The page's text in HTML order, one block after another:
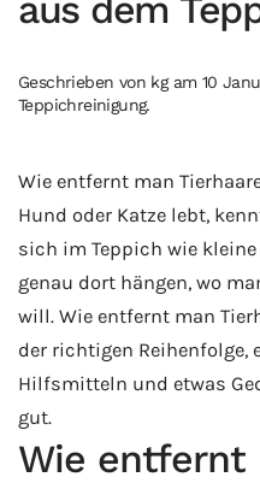
aus dem
Geschrieben von kgam 10
Teppichreinigung.
Wie entfernt man
Hund oder Katze lebt,
sich im Teppich wie
genau dort hängen, wo
will. Wie entfernt man
der richtigen Reihenfolge,
Hilfsmitteln und etwas
gut.
Wie entfernt